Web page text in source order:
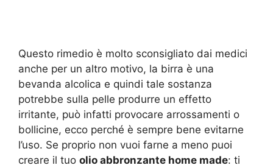
Questo rimedio è molto sconsigliato dai medici
anche per un altro motivo, la birra è una
bevanda alcolica e quindi tale sostanza
potrebbe sulla pelle produrre un effetto
irritante, può infatti provocare arrossamenti o
bollicine, ecco perché è sempre bene evitarne
l’uso. Se proprio non vuoi farne a meno puoi
creare il tuo olio abbronzante home made: ti